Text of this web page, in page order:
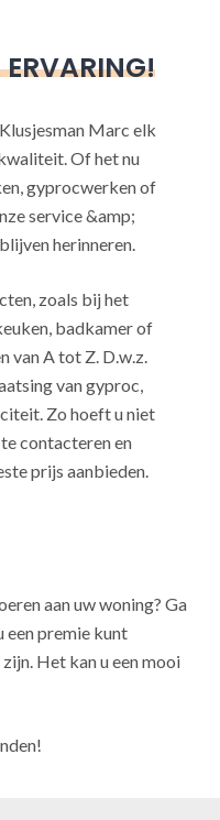
Marc elk
Of het nu
gyprocwerken of
service &amp;
herinneren.
zoals bij het
badkamer of
van A tot Z. D.w.z.
van gyproc,
Zo hoeft u niet
contacteren en
prijs aanbieden.
aan uw woning? Ga
een premie kunt
Het kan u een mooi